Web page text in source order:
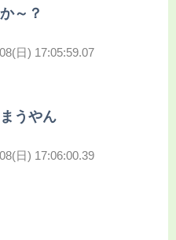
～？
日) 17:05:59.07
うやん
日) 17:06:00.39